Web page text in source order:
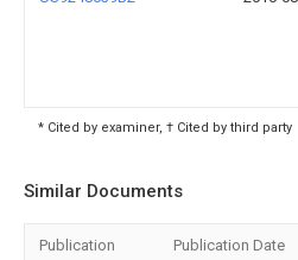
* Cited by examiner, † Cited by third party
Similar Documents
Publication Publication Date